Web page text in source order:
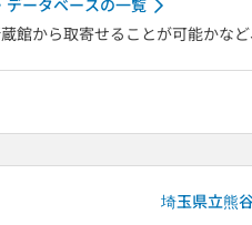
ータベースの一覧
館から取寄せることが可能かな
埼玉県立熊